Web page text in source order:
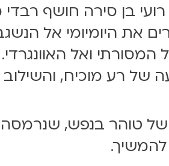
רועי בן סירה חושף
היומיומי אל הנשגב.
המסורתי ואל
של רע מוכיח,
של טוהר בנפש,
להמשיך.